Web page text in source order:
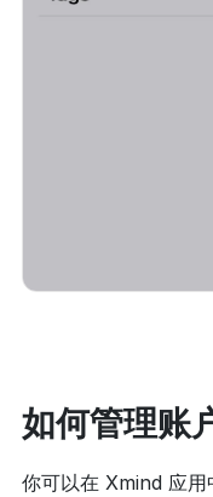
如何管理账
你可以在 Xmind 应用